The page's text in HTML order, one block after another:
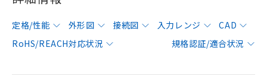
定格/性能 外形図 接続図 入力レンジ
CAD
RoHS/REACH対応状況
規格認証/適合状況